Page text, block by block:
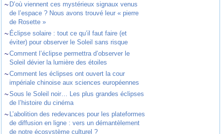
~ D’où viennent ces mystérieux signaux venus
de l’espace ? Nous avons trouvé leur « pierre
de Rosette »
~ Éclipse solaire : tout ce qu’il faut faire (et
éviter) pour observer le Soleil sans risque
~Comment l’éclipse permettra d’observer le
Soleil dévier la lumière des étoiles
~Comment les éclipses ont ouvert la cour
impériale chinoise aux sciences européennes
~Sous le Soleil noir… Les plus grandes éclipses
de l’histoire du cinéma
~ L’abolition des redevances pour les plateformes
de diffusion en ligne : vers un démantèlement
de notre écosystème culturel ?